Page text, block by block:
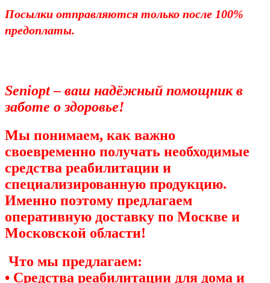
Посылки отправляются только после 100%
предоплаты.
Seniopt – ваш надёжный помощник в
заботе о здоровье!
Мы понимаем, как важно
своевременно получать необходимые
средства реабилитации и
специализированную продукцию.
Именно поэтому предлагаем
оперативную доставку по Москве и
Московской области!
Что мы предлагаем:
• Средства реабилитации для дома и